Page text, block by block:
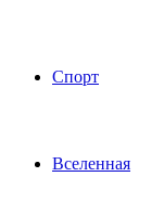
Спорт
Вселенная